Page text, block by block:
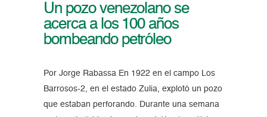
Un pozo venezolano se
acerca a los 100 años
bombeando petróleo
Por Jorge Rabassa En 1922 en el campo Los
Barrosos-2, en el estado Zulia, explotó un pozo
que estaban perforando. Durante una semana